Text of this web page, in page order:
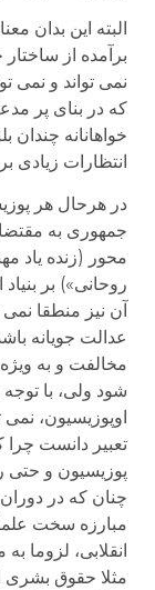
البته این بدان
برآمده از
نمی تواند و نمی
که در بنای پر
خواهانانه
انتظارات زیادی
در هرحال هر
جمهوری به
محور (زنده یاد
روحانی») بر
آن نیز منطقا نمی
عدالت جویانه
مخالفت و به
شود ولی، با
اوپوزیسیون،
تعبیر دانست چرا
پوزیسیون و حتی
چنان که در
مبارزه سخت
انقلابی، لزوما
مثلا حقوق بشری